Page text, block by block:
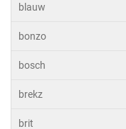
blauw
bonzo
bosch
brekz
brit